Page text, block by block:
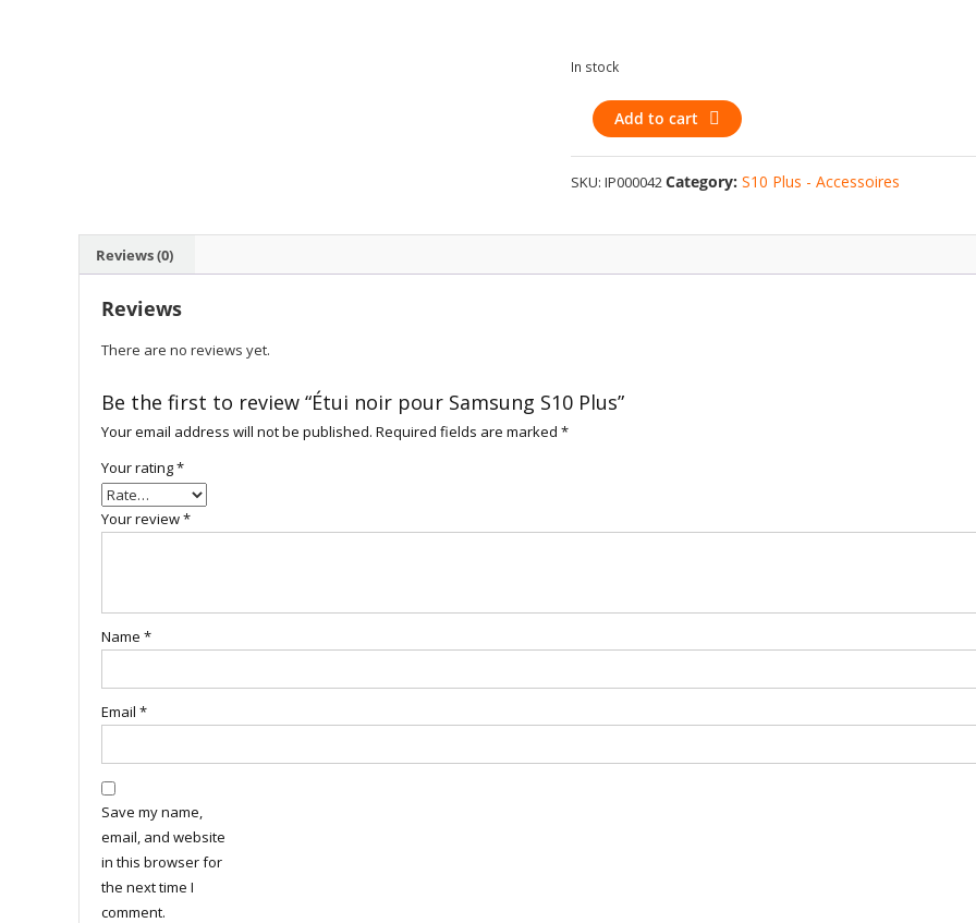
In stock
Étui
noir
pour
Samsung
Plus
Add to cart
SKU:IP000042Category:S10 Plus - Accessoires
Reviews (0)
Reviews
There are no reviews yet.
Be the first to review “Étui noir pour Samsung S10 Plus”
Your email address will not be published. Required fields are marked *
Your rating*
Your review*
Name *
Email *
Save my name,
email, and website
in this browser for
the next time I
comment.